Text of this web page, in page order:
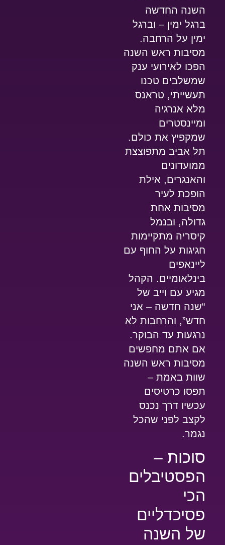
השנה החדשה
ברגל ימין – וברגל
ימין על הרחבה.
מסיבות ראש השנה
הפכו לאירועי ענק
שמשלבים טכנו
תעשייתי, טראנס
מלא אנרגיה
ומיינסטרים
שמקפיץ את כולם.
תל אביב מתפוצצת
ממועדונים
והאנגרים, אילת
הופכת לעיר
מסיבות אחת
גדולה, ובנמל
קיסריה מתקיימות
חגיגות על החוף עם
ליינאפים
בינלאומיים. הקהל
מגיע עם וייב של
“שנה חדשה – אני
חדש”, והרחבות לא
נרגעות עד הבוקר.
אם אתם מחפשים
מסיבות ראש השנה
שוות באמת –
תפסו כרטיסים
עכשיו דרך נכנס
לקצבלפני שהכל
נגמר.
סוכות –
הפסטיבלים
הכי
פסיכדליים
של השנה